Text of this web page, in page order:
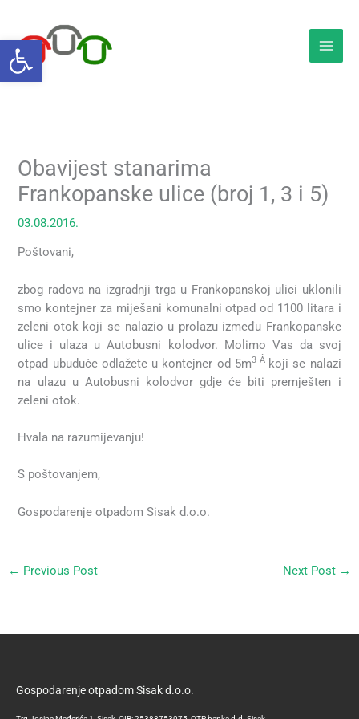
Open toolbar
content
Obavijest stanarima
Frankopanske ulice (broj 1, 3 i 5)
03.08.2016.
Poštovani,
zbog radova na izgradnji trga u Frankopanskoj ulici uklonili
smo kontejner za miješani komunalni otpad od 1100 litara i
zeleni otok koji se nalazio u prolazu između Frankopanske
ulice i ulaza u Autobusni kolodvor. Molimo Vas da svoj
otpad ubuduće odlažete u kontejner od 5m3 Â koji se nalazi
na ulazu u Autobusni kolodvor gdje će biti premješten i
zeleni otok.
Hvala na razumijevanju!
S poštovanjem,
Gospodarenje otpadom Sisak d.o.o.
← Previous Post Next Post →
Gospodarenje otpadom Sisak d.o.o.